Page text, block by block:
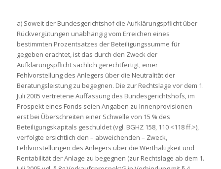
a) Soweit der Bundesgerichtshof die Aufklärungspflicht über
Rückvergütungen unabhängig vom Erreichen eines
bestimmten Prozentsatzes der Beteiligungssumme für
gegeben erachtet, ist das durch den Zweck der
Aufklärungspflicht sachlich gerechtfertigt, einer
Fehlvorstellung des Anlegers über die Neutralität der
Beratungsleistung zu begegnen. Die zur Rechtslage vor dem 1.
Juli 2005 vertretene Auffassung des Bundesgerichtshofs, im
Prospekt eines Fonds seien Angaben zu Innenprovisionen
erst bei Überschreiten einer Schwelle von 15 % des
Beteiligungskapitals geschuldet (vgl. BGHZ 158, 110 <118 ff.>),
verfolgte ersichtlich den – abweichenden – Zweck,
Fehlvorstellungen des Anlegers über die Werthaltigkeit und
Rentabilität der Anlage zu begegnen (zur Rechtslage ab dem 1.